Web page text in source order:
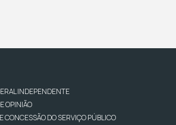
INDEPENDENTE
OPINIÃO
CONCESSÃO DO SERVIÇO PÚBLICO